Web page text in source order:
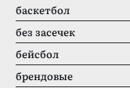
баскетбол
без засечек
бейсбол
брендовые